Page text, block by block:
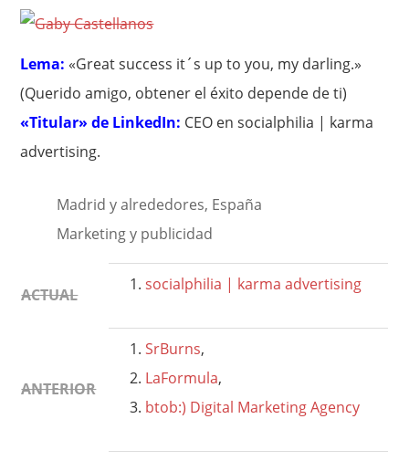
Lema: «Great success it´s up to you, my darling.»
(Querido amigo, obtener el éxito depende de ti)
«Titular» de LinkedIn: CEO en socialphilia | karma
advertising.
Madrid y alrededores, España
Marketing y publicidad
ACTUAL
socialphilia | karma advertising
ANTERIOR
SrBurns,
LaFormula,
btob:) Digital Marketing Agency